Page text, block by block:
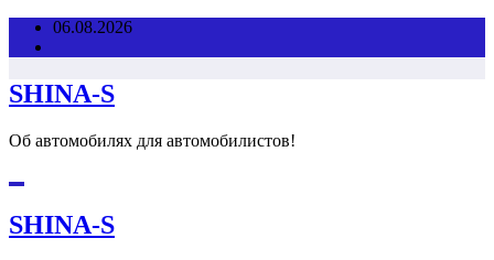
Перейти06.08.2026
SHINA-S
Об автомобилях для автомобилистов!
SHINA-S